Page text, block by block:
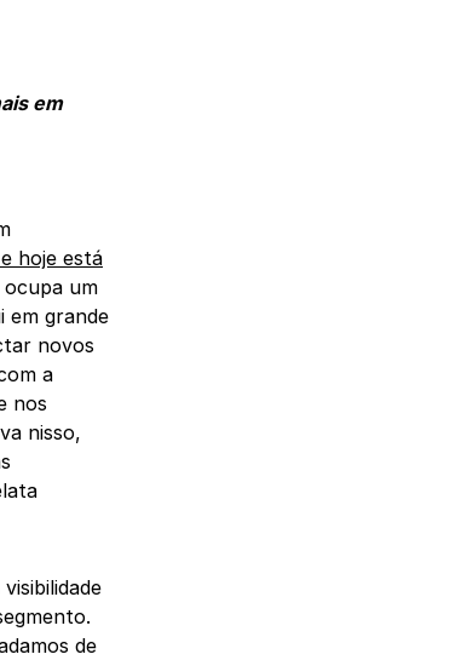
em
hoje está
ocupa um
em grande
novos
a
nos
nisso,
de